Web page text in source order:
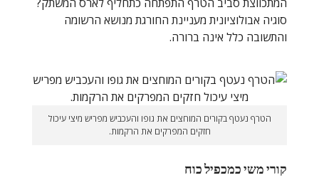
סוגיה אבולוציונית מעניינת החורגת מנושא הרשומה
והתשובה כלל אינה ברורה.
הטרף נעטף בקורים המוחצים את גופו והעכביש מפריש מיצי עיכול
חזקים המפרקים את הרקמות.
קורי משי כמכפיל כוח